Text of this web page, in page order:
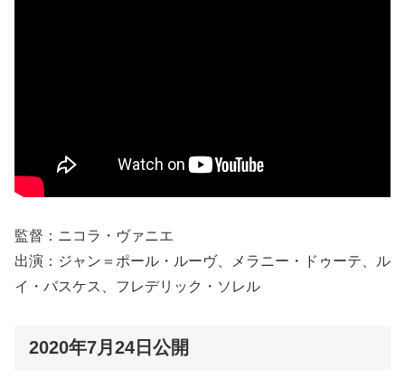
監督：ニコラ・ヴァニエ
出演：ジャン＝ポール・ルーヴ、メラニー・ドゥーテ、ル
イ・バスケス、フレデリック・ソレル
2020年7月24日公開